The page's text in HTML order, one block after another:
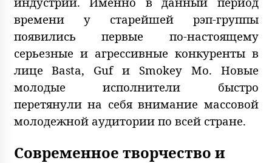
времени у старейшей рэп-группы
появились первые по-настоящему
серьезные и агрессивные конкуренты в
лице Basta, Guf и Smokey Mo. Новые
молодые исполнители быстро
перетянули на себя внимание массовой
молодежной аудитории по всей стране.
Современное творчество и